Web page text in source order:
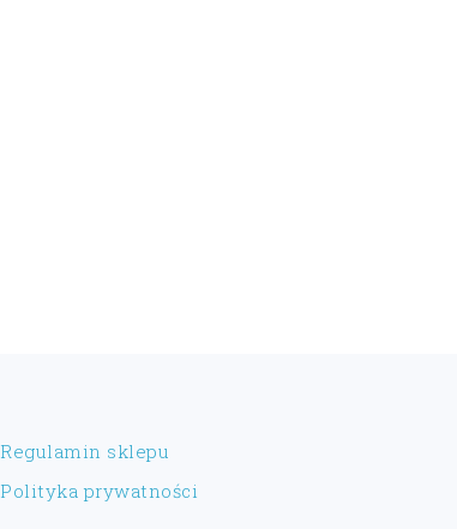
Regulamin sklepu
Polityka prywatności